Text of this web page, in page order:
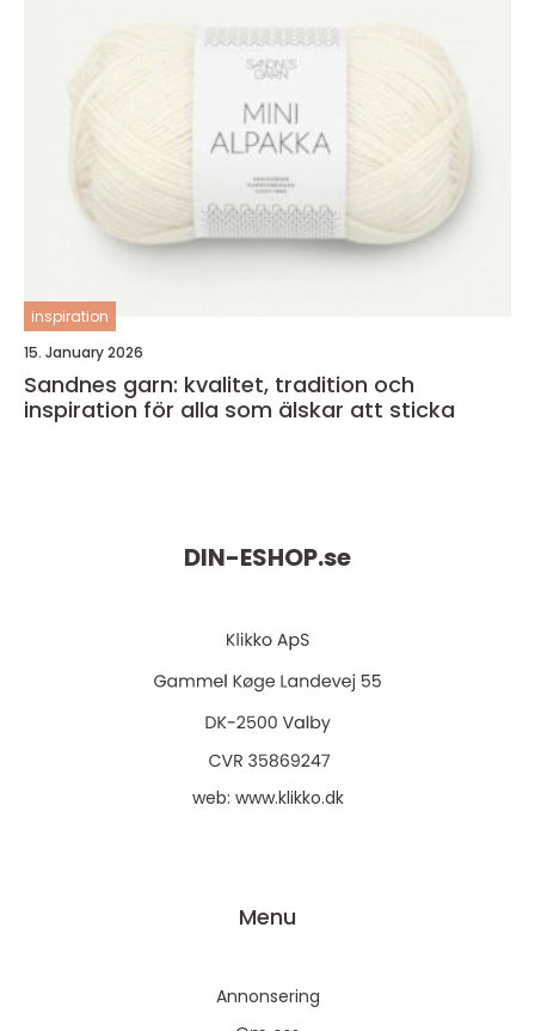
inspiration
15. January 2026
Sandnes garn: kvalitet, tradition och
inspiration för alla som älskar att sticka
DIN-ESHOP.se
web: www.klikko.dk
Menu
Annonsering